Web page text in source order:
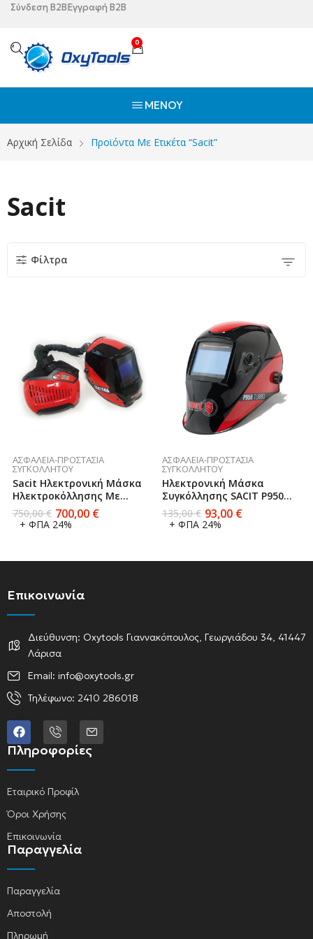
Σύνδεση B2BΕγγραφή B2B
0
ΜΕΝΟΎ
Αρχική Σελίδα Προϊόντα Με Ετικέτα “Sacit”
Sacit
Φίλτρα
ΑΣΦΆΛΕΙΑ-ΠΡΟΣΤΑΣΊΑ
ΣΥΓΚΟΛΛΗΤΟΎ
Sacit Ηλεκτρονική Μάσκα
Ηλεκτροκόλλησης Με
Ενεργό Φίλτρο Αέρα
750,00€ 700,00 €
+ ΦΠΑ 24%
ΑΣΦΆΛΕΙΑ-ΠΡΟΣΤΑΣΊΑ
ΣΥΓΚΟΛΛΗΤΟΎ
Ηλεκτρονική Μάσκα
Συγκόλλησης SACIT P950
Turbo
135,00€ 93,00 €
+ ΦΠΑ 24%
Επικοινωνία
Διεύθυνση: Oxytools Γιαννακόπουλος, Γεωργιάδου 34, 41447
Λάρισα
Email: info@oxytools.gr
Τηλέφωνο: 2410 286018
Πληροφορίες
Εταιρικό Προφίλ
Όροι Χρήσης
Επικοινωνία
Παραγγελία
Παραγγελία
Αποστολή
Πληρωμή